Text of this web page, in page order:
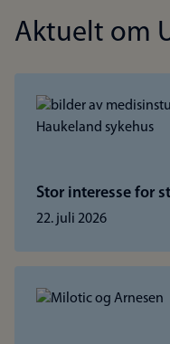
Aktuelt om
Stor interesse for
22. juli 2026